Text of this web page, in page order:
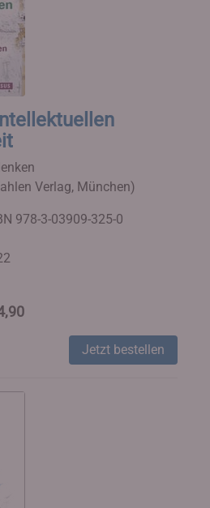
Verlag, München)
978-3-03909-325-0
Jetzt bestellen